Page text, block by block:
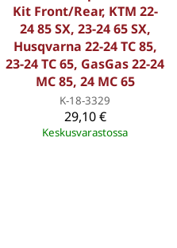
Kit Front/Rear, KTM 22-
24 85 SX, 23-24 65 SX,
Husqvarna 22-24 TC 85,
23-24 TC 65, GasGas 22-24
MC 85, 24 MC 65
K-18-3329
29,10 €
Keskusvarastossa